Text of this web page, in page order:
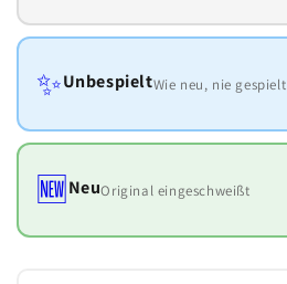
✨UnbespieltWie neu, nie gespielt
🆕NeuOriginal eingeschweißt